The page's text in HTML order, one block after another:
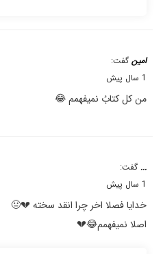
امین گفت:
1 سال پیش
من کل کتابُ نمیفهمم 😂
... گفت:
1 سال پیش
خدایا فصلا اخر چرا انقد سخته 💔😐
اصلا نمیفهمم😂💔